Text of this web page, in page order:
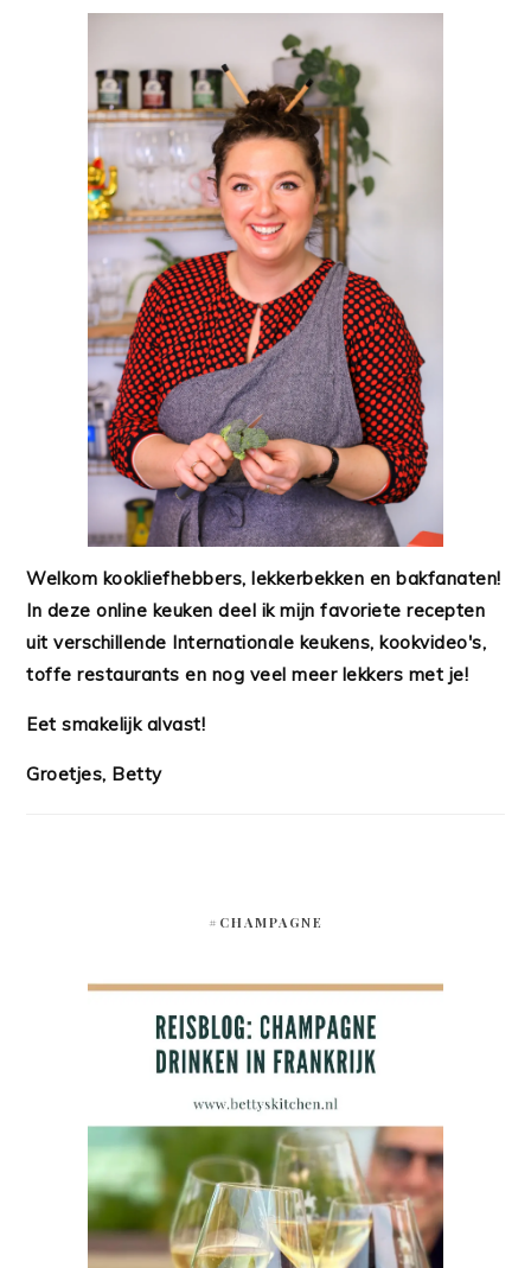
Welkom kookliefhebbers, lekkerbekken en bakfanaten!
In deze online keuken deel ik mijn favoriete recepten
uit verschillende Internationale keukens, kookvideo's,
toffe restaurants en nog veel meer lekkers met je!
Eet smakelijk alvast!
Groetjes, Betty
#CHAMPAGNE